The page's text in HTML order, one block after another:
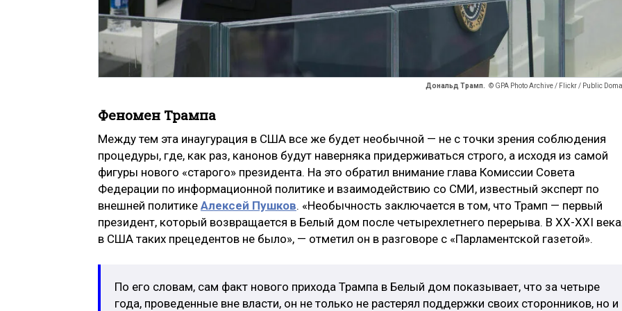
Дональд Трамп. © GPA Photo Archive / Flickr / Public
Феномен Трампа
Между тем эта инаугурация в США все же будет необычной — не с точки зрения соблюдения
процедуры, где, как раз, канонов будут наверняка придерживаться строго, а исходя из самой
фигуры нового «старого» президента. На это обратил внимание глава Комиссии Совета
Федерации по информационной политике и взаимодействию со СМИ, известный эксперт по
внешней политике Алексей Пушков. «Необычность заключается в том, что Трамп — первый
президент, который возвращается в Белый дом после четырехлетнего перерыва. В ХХ-ХХI
в США таких прецедентов не было», — отметил он в разговоре с «Парламентской газетой».
По его словам, сам факт нового прихода Трампа в Белый дом показывает, что за четыре
года, проведенные вне власти, он не только не растерял поддержки своих сторонников, но и